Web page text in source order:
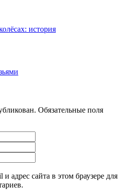
история
Обязательные поля
адрес сайта в этом браузере для